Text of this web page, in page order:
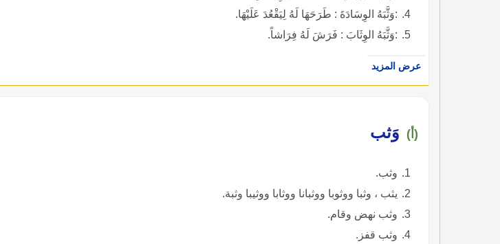
:وَثَّبَهُ الوِسَادَةَ : طَرَحَهَا لَهُ لِيَقْعُدَ عَلَيْهَا.
:وَثَّبَهُ الوِثَابَ : فَرَشَ لَهُ فِرَاشاً.
عرض المزيد
(أ) وَثب
وثب.
يثب ، وثبا ووثوبا ووثبانا ووثابا ووثيبا وثبة.
وثب نهض وقام.
وثب قفز.